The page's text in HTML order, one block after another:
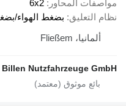
المحاور 6x2
بضغط الهواء/بضغط الهواء
Billen